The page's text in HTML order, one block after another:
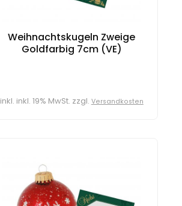
Weihnachtskugeln Zweige
Goldfarbig 7cm (VE)
inkl. inkl. 19% MwSt. zzgl. Versandkosten